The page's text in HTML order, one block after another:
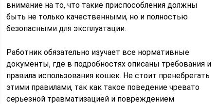
внимание на то, что такие приспособления должны
быть не только качественными, но и полностью
безопасными для эксплуатации.
Работник обязательно изучает все нормативные
документы, где в подробностях описаны требования и
правила использования кошек. Не стоит пренебрегать
этими правилами, так как такое поведение чревато
серьёзной травматизацией и повреждением